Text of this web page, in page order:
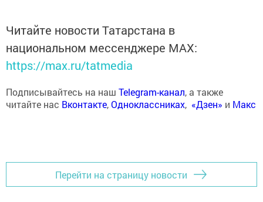
Читайте новости Татарстана в
национальном мессенджере MАХ:
https://max.ru/tatmedia
Подписывайтесь на наш Telegram-канал, а также
читайте нас Вконтакте,Одноклассниках, «Дзен» и Макс
Перейти на страницу новости